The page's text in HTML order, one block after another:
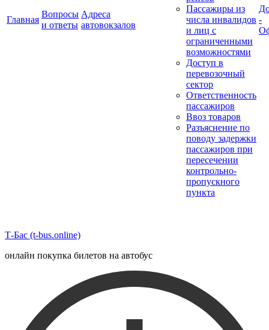
Главная
Вопросы
и ответы
Адреса
автовокзалов
Пассажиры из
числа инвалидов
и лиц с
ограниченными
возможностями
Доступ в
перевозочный
сектор
Ответственность
пассажиров
Ввоз товаров
Разъяснение по
поводу задержки
пассажиров при
пересечении
контрольно-
пропускного
пункта
-
Т-Бас (t-bus.online)
онлайн покупка билетов на автобус